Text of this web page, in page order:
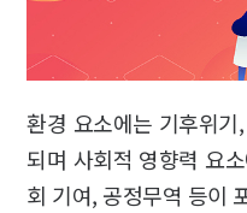
환경 요소에는 기후위
되며 사회적 영향력 요
회 기여, 공정무역 등이